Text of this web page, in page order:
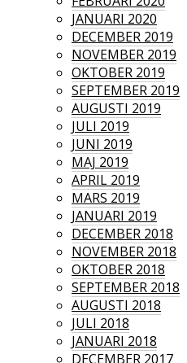
JANUARI 2020
DECEMBER 2019
NOVEMBER 2019
OKTOBER 2019
SEPTEMBER 2019
AUGUSTI 2019
JULI 2019
JUNI 2019
MAJ 2019
APRIL 2019
MARS 2019
JANUARI 2019
DECEMBER 2018
NOVEMBER 2018
OKTOBER 2018
SEPTEMBER 2018
AUGUSTI 2018
JULI 2018
JANUARI 2018
DECEMBER 2017